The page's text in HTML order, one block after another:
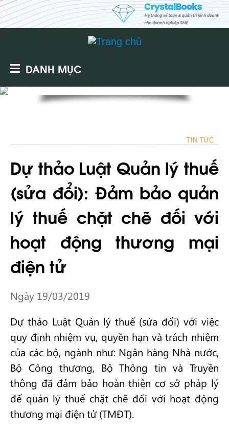
DANH MỤC
TIN TỨC
Dự thảo Luật Quản lý thuế
(sửa đổi): Đảm bảo quản
lý thuế chặt chẽ đối với
hoạt động thương mại
điện tử
Ngày 19/03/2019
Dự thảo Luật Quản lý thuế (sửa đổi) với việc
quy định nhiệm vụ, quyền hạn và trách nhiệm
của các bộ, ngành như: Ngân hàng Nhà nước,
Bộ Công thương, Bộ Thông tin và Truyền
thông đã đảm bảo hoàn thiện cơ sở pháp lý
để quản lý thuế chặt chẽ đối với hoạt động
thương mại điện tử (TMĐT).